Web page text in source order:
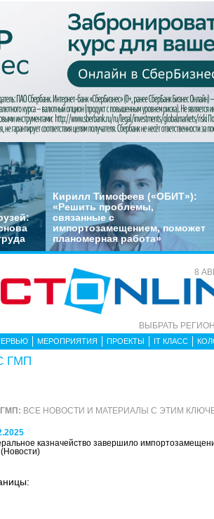
Кирилл Тимофеев («ОБИТ»):
«Решить проблемы,
связанные с
импортозамещением, поможет
планомерная работа»
8
ВЫБРАТЬ РЕГИОН
МЕРОПРИЯТИЯ ПРОЕКТЫ IT КЛАСС
ГМП
ВСЕ НОВОСТИ И МАТЕРИАЛЫ С ЭТИМ
казначейство завершило
(Новости)